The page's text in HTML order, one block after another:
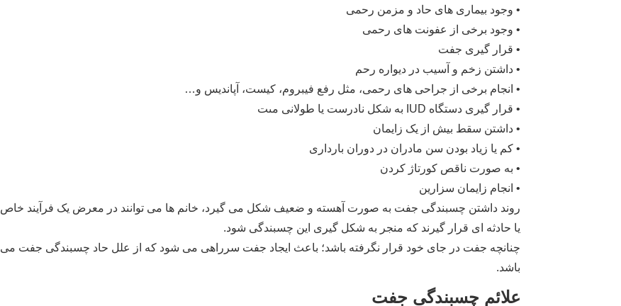
• وجود بیماری های حاد و مزمن رحمی
• وجود برخی از عفونت های رحمی
• قرار گیری جفت
• داشتن زخم و آسیب در دیواره رحم
• انجام برخی از جراحی های رحمی، مثل رفع فیبروم، کیست، آپاندیس و…
• قرار گیری دستگاه IUD به شکل نادرست یا طولانی مىت
• داشتن سقط بیش از یک زایمان
• کم یا زیاد بودن سن مادران در دوران بارداری
• به صورت ناقص کورتاژ کردن
• انجام زایمان سزارین
روند داشتن چسبندگی جفت به صورت آهسته و ضعیف شکل می گیرد، خانم ها می توانند در معرض یک فرآیند خاص
یا حادثه ای قرار گیرند که منجر به شکل گیری این چسبندگی شود.
چنانچه جفت در جای خود قرار نگرفته باشد؛ باعث ایجاد جفت سرراهی می شود که از علل حاد چسبندگی جفت می
باشد.
علائم چسبندگی جفت